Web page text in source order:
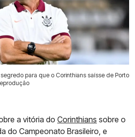
para que o Corinthians saísse de Porto
a vitória do Corinthians sobre o
do Campeonato Brasileiro, e